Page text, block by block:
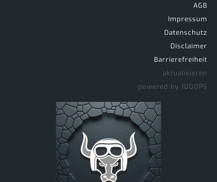
AGB
Impressum
Datenschutz
Disclaimer
Barrierefreiheit
aktualisieren
powered by 1000PS